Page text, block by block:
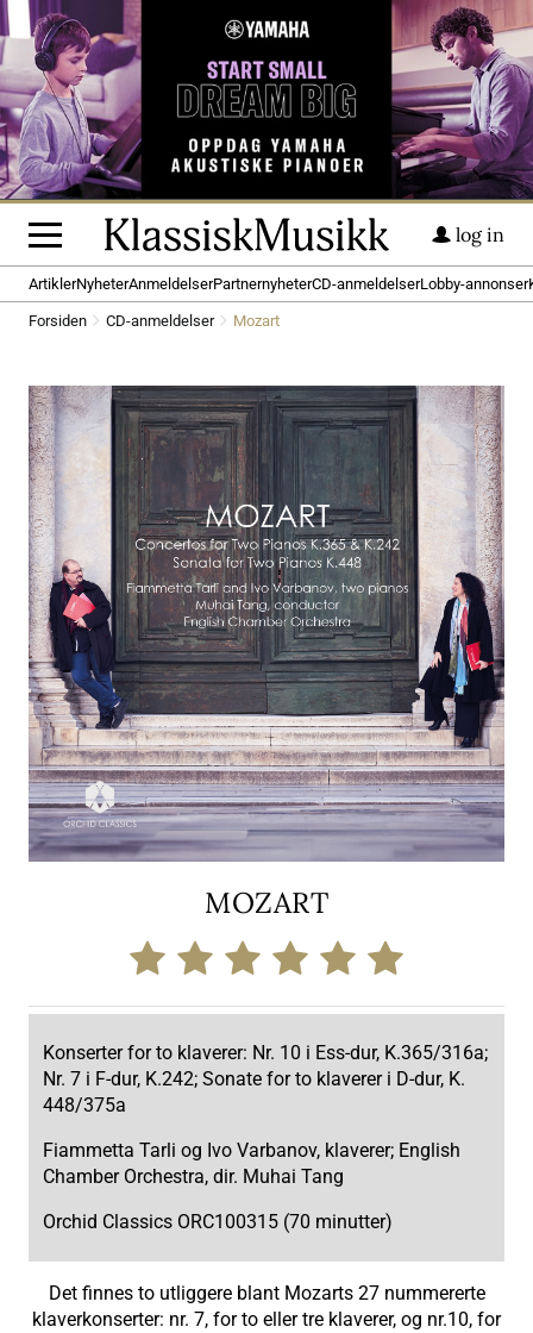
log in
ArtiklerNyheterAnmeldelserPartnernyheterCD-anmeldelserLobby-annonser
Forsiden CD-anmeldelser Mozart
MOZART
Konserter for to klaverer: Nr. 10 i Ess-dur, K.365/316a;
Nr. 7 i F-dur, K.242; Sonate for to klaverer i D-dur, K.
448/375a
Fiammetta Tarli og Ivo Varbanov, klaverer; English
Chamber Orchestra, dir. Muhai Tang
Orchid Classics ORC100315 (70 minutter)
Det finnes to utliggere blant Mozarts 27 nummererte
klaverkonserter: nr. 7, for to eller tre klaverer, og nr.10, for